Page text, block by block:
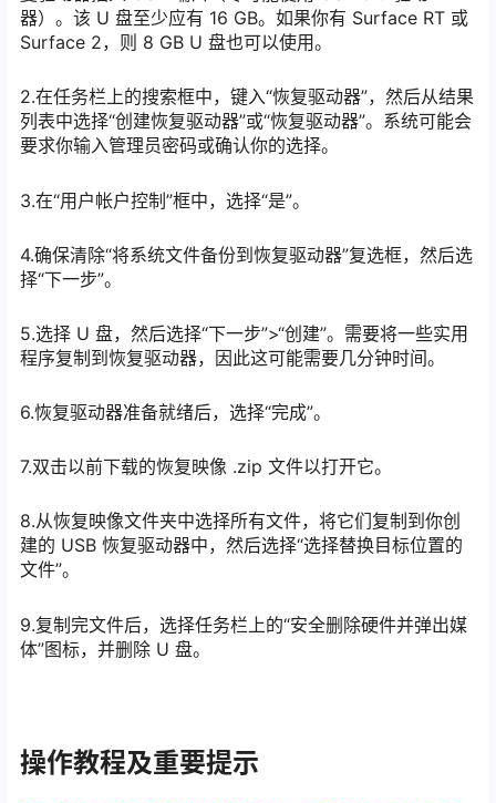
器）。该 U 盘至少应有 16 GB。如果你有 Surface RT 或
Surface 2，则 8 GB U 盘也可以使用。
2.在任务栏上的搜索框中，键入“恢复驱动器”，然后从结果
列表中选择“创建恢复驱动器”或“恢复驱动器”。系统可能会
要求你输入管理员密码或确认你的选择。
3.在“用户帐户控制”框中，选择“是”。
4.确保清除“将系统文件备份到恢复驱动器”复选框，然后选
择“下一步”。
5.选择 U 盘，然后选择“下一步”>“创建”。需要将一些实用
程序复制到恢复驱动器，因此这可能需要几分钟时间。
6.恢复驱动器准备就绪后，选择“完成”。
7.双击以前下载的恢复映像 .zip 文件以打开它。
8.从恢复映像文件夹中选择所有文件，将它们复制到你创
建的 USB 恢复驱动器中，然后选择“选择替换目标位置的
文件”。
9.复制完文件后，选择任务栏上的“安全删除硬件并弹出媒
体”图标，并删除 U 盘。
操作教程及重要提示